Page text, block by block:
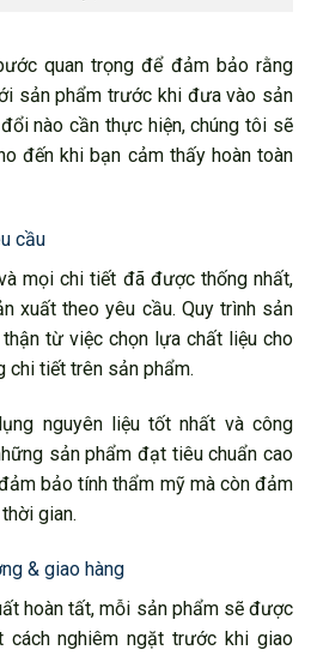
quan trọng để đảm bảo rằng
sản phẩm trước khi đưa vào sản
nào cần thực hiện, chúng tôi sẽ
đến khi bạn cảm thấy hoàn toàn
cầu
mọi chi tiết đã được thống nhất,
xuất theo yêu cầu. Quy trình sản
từ việc chọn lựa chất liệu cho
chi tiết trên sản phẩm.
nguyên liệu tốt nhất và công
sản phẩm đạt tiêu chuẩn cao
bảo tính thẩm mỹ mà còn đảm
gian.
& giao hàng
hoàn tất, mỗi sản phẩm sẽ được
nghiêm ngặt trước khi giao